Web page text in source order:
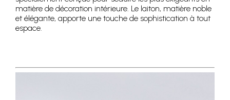
matière de décoration intérieure. Le laiton, matière noble
et élégante, apporte une touche de sophistication à tout
espace.